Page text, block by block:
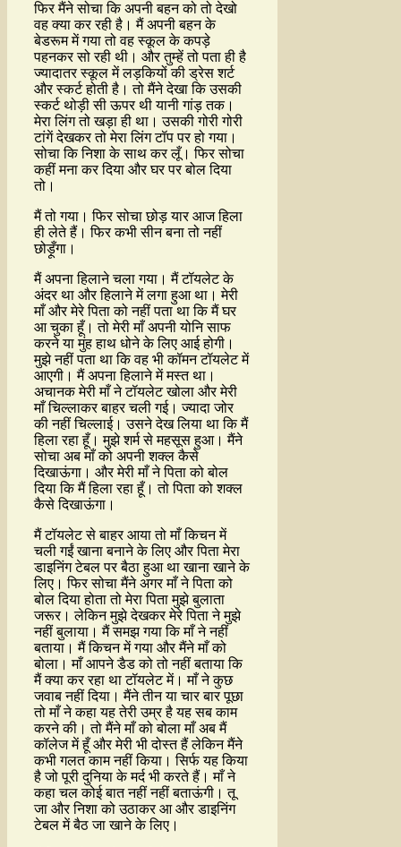
फिर मैंने सोचा कि अपनी बहन को तो देखो
वह क्या कर रही है। मैं अपनी बहन के
बेडरूम में गया तो वह स्कूल के कपड़े
पहनकर सो रही थी। और तुम्हें तो पता ही है
ज्यादातर स्कूल में लड़कियों की ड्रेस शर्ट
और स्कर्ट होती है। तो मैंने देखा कि उसकी
स्कर्ट थोड़ी सी ऊपर थी यानी गांड़ तक।
मेरा लिंग तो खड़ा ही था। उसकी गोरी गोरी
टांगें देखकर तो मेरा लिंग टॉप पर हो गया।
सोचा कि निशा के साथ कर लूँ। फिर सोचा
कहीं मना कर दिया और घर पर बोल दिया
तो।
मैं तो गया। फिर सोचा छोड़ यार आज हिला
ही लेते हैं। फिर कभी सीन बना तो नहीं
छोड़ूँगा।
मैं अपना हिलाने चला गया। मैं टॉयलेट के
अंदर था और हिलाने में लगा हुआ था। मेरी
माँ और मेरे पिता को नहीं पता था कि मैं घर
आ चुका हूँ। तो मेरी माँ अपनी योनि साफ
करने या मुंह हाथ धोने के लिए आई होगी।
मुझे नहीं पता था कि वह भी कॉमन टॉयलेट में
आएगी। मैं अपना हिलाने में मस्त था।
अचानक मेरी माँ ने टॉयलेट खोला और मेरी
माँ चिल्लाकर बाहर चली गई। ज्यादा जोर
की नहीं चिल्लाई। उसने देख लिया था कि मैं
हिला रहा हूँ। मुझे शर्म से महसूस हुआ। मैंने
सोचा अब माँ को अपनी शक्ल कैसे
दिखाऊंगा। और मेरी माँ ने पिता को बोल
दिया कि मैं हिला रहा हूँ। तो पिता को शक्ल
कैसे दिखाऊंगा।
मैं टॉयलेट से बाहर आया तो माँ किचन में
चली गईं खाना बनाने के लिए और पिता मेरा
डाइनिंग टेबल पर बैठा हुआ था खाना खाने के
लिए। फिर सोचा मैंने अगर माँ ने पिता को
बोल दिया होता तो मेरा पिता मुझे बुलाता
जरूर। लेकिन मुझे देखकर मेरे पिता ने मुझे
नहीं बुलाया। मैं समझ गया कि माँ ने नहीं
बताया। मैं किचन में गया और मैंने माँ को
बोला। माँ आपने डैड को तो नहीं बताया कि
मैं क्या कर रहा था टॉयलेट में। माँ ने कुछ
जवाब नहीं दिया। मैंने तीन या चार बार पूछा
तो माँ ने कहा यह तेरी उम्र है यह सब काम
करने की। तो मैंने माँ को बोला माँ अब मैं
कॉलेज में हूँ और मेरी भी दोस्त हैं लेकिन मैंने
कभी गलत काम नहीं किया। सिर्फ यह किया
है जो पूरी दुनिया के मर्द भी करते हैं। माँ ने
कहा चल कोई बात नहीं नहीं बताऊंगी। तू
जा और निशा को उठाकर आ और डाइनिंग
टेबल में बैठ जा खाने के लिए।